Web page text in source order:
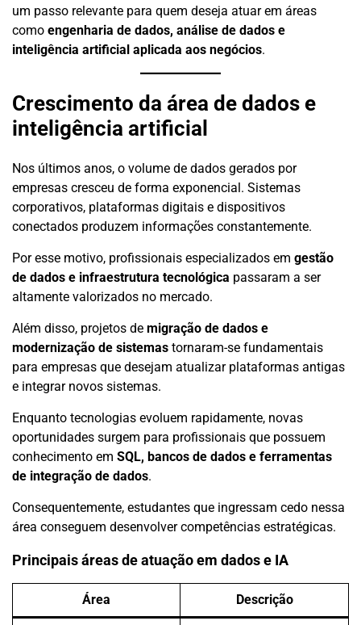
um passo relevante para quem deseja atuar em áreas
como engenharia de dados, análise de dados e
inteligência artificial aplicada aos negócios.
Crescimento da área de dados e
inteligência artificial
Nos últimos anos, o volume de dados gerados por
empresas cresceu de forma exponencial. Sistemas
corporativos, plataformas digitais e dispositivos
conectados produzem informações constantemente.
Por esse motivo, profissionais especializados em gestão
de dados e infraestrutura tecnológica passaram a ser
altamente valorizados no mercado.
Além disso, projetos de migração de dados e
modernização de sistemas tornaram-se fundamentais
para empresas que desejam atualizar plataformas antigas
e integrar novos sistemas.
Enquanto tecnologias evoluem rapidamente, novas
oportunidades surgem para profissionais que possuem
conhecimento em SQL, bancos de dados e ferramentas
de integração de dados.
Consequentemente, estudantes que ingressam cedo nessa
área conseguem desenvolver competências estratégicas.
Principais áreas de atuação em dados e IA
Área Descrição